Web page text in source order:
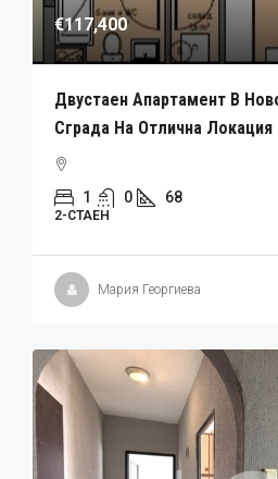
€117,400
Двустаен Апартамент В
Сграда На Отлична Локация
1 0 68
2-СТАЕН
Мария Георгиева